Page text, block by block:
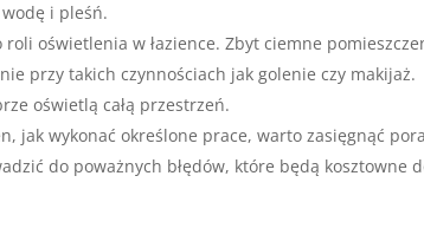
i pleśń.
oświetlenia w łazience. Zbyt ciemne
przy takich czynnościach jak golenie czy makijaż.
oświetlą całą przestrzeń.
jak wykonać określone prace, warto zasięgnąć
do poważnych błędów, które będą kosztowne